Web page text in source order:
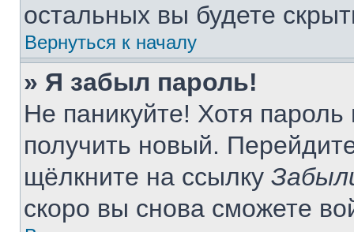
остальных вы будете
Вернуться к началу
» Я забыл пароль!
Не паникуйте! Хотя
получить новый.
щёлкните на ссылку
скоро вы снова сможете